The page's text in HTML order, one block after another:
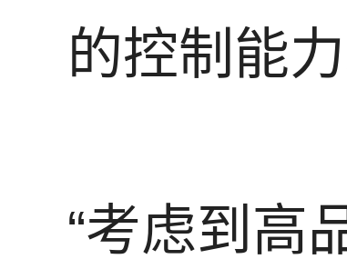
的控制能
“考虑到高